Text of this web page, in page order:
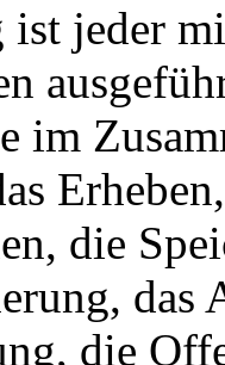
ist jeder
im
die
das
die